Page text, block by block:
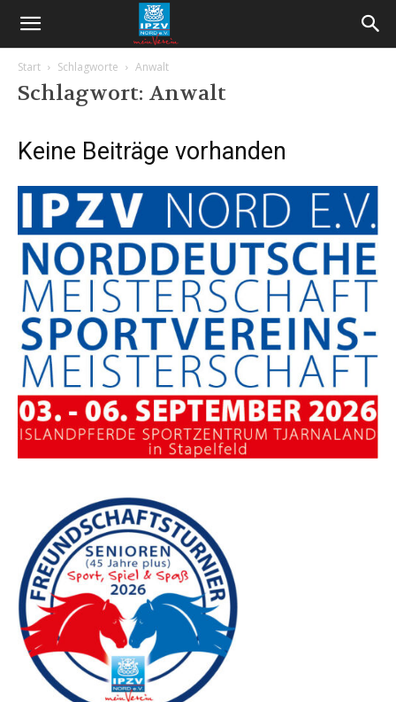
Start Schlagworte Anwalt
Schlagwort: Anwalt
Keine Beiträge vorhanden